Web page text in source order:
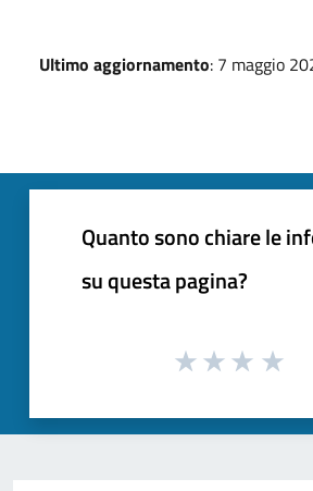
Ultimo aggiornamento: 7 maggio
Quanto sono chiare le
su questa pagina?